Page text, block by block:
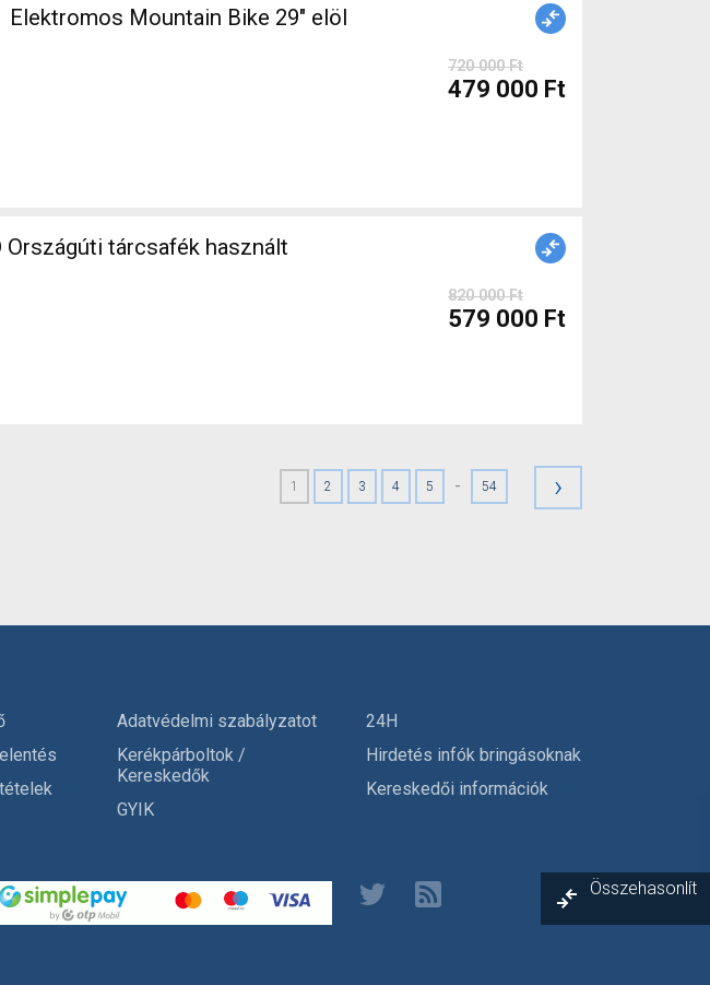
Elektromos Mountain Bike 29" elöl
720 000 Ft
479 000 Ft
Országúti tárcsafék használt
820 000 Ft
579 000 Ft
1 2 3 4 5 - 54 ›
Adatvédelmi szabályzatot
Kerékpárboltok /
Kereskedők
GYIK
24H
Hirdetés infók bringásoknak
Kereskedői információk
Összehasonlít